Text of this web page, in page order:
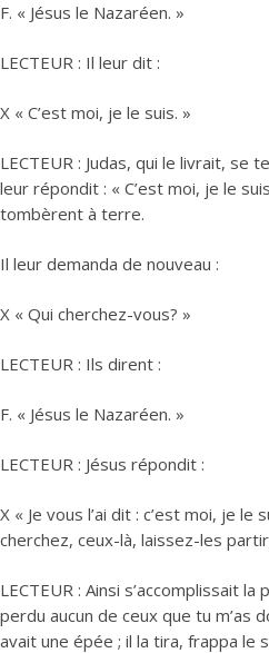
F. « Jésus le Nazaréen. »
LECTEUR : Il leur dit :
X « C’est moi, je le suis. »
LECTEUR : Judas, qui le livrait, se
leur répondit : « C’est moi, je le
tombèrent à terre.
Il leur demanda de nouveau :
X « Qui cherchez-vous? »
LECTEUR : Ils dirent :
F. « Jésus le Nazaréen. »
LECTEUR : Jésus répondit :
X « Je vous l’ai dit : c’est moi, je le
cherchez, ceux-là, laissez-les
LECTEUR : Ainsi s’accomplissait la
perdu aucun de ceux que tu m’as
avait une épée ; il la tira, frappa